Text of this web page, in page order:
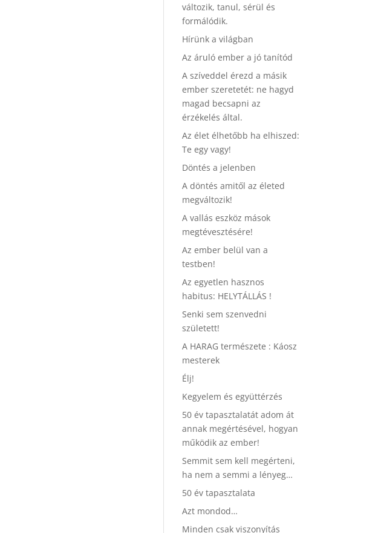
változik, tanul, sérül és
formálódik.
Hírünk a világban
Az áruló ember a jó tanítód
A szíveddel érezd a másik
ember szeretetét: ne hagyd
magad becsapni az
érzékelés által.
Az élet élhetőbb ha elhiszed:
Te egy vagy!
Döntés a jelenben
A döntés amitől az életed
megváltozik!
A vallás eszköz mások
megtévesztésére!
Az ember belül van a
testben!
Az egyetlen hasznos
habitus: HELYTÁLLÁS !
Senki sem szenvedni
született!
A HARAG természete : Káosz
mesterek
Élj!
Kegyelem és együttérzés
50 év tapasztalatát adom át
annak megértésével, hogyan
működik az ember!
Semmit sem kell megérteni,
ha nem a semmi a lényeg…
50 év tapasztalata
Azt mondod…
Minden csak viszonyítás